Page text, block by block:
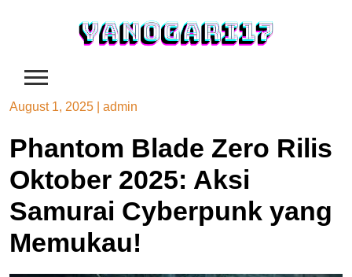
August 1, 2025 admin
Phantom Blade Zero Rilis
Oktober 2025: Aksi
Samurai Cyberpunk yang
Memukau!